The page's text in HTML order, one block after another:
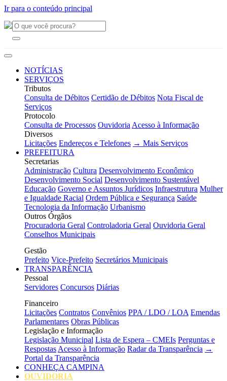
Ir para o conteúdo principal
NOTÍCIAS
SERVIÇOS
Tributos
Consulta de Débitos Certidão de Débitos Nota Fiscal de
Serviços
Protocolo
Consulta de Processos Ouvidoria Acesso à Informação
Diversos
Licitações Endereços e Telefones → Mais Serviços
PREFEITURA
Secretarias
Administração Cultura Desenvolvimento Econômico
Desenvolvimento Social Desenvolvimento Sustentável
Educação Governo e Assuntos Jurídicos Infraestrutura Mulher
e Igualdade Racial Ordem Pública e Segurança Saúde
Tecnologia da Informação Urbanismo
Outros Órgãos
Procuradoria Geral Controladoria Geral Ouvidoria Geral
Conselhos Municipais
Gestão
Prefeito Vice-Prefeito Secretários Municipais
TRANSPARÊNCIA
Pessoal
Servidores Concursos Diárias
Financeiro
Licitações Contratos Convênios PPA / LDO / LOA Emendas
Parlamentares Obras Públicas
Legislação e Informação
Legislação Municipal Lista de Espera – CMEIs Perguntas e
Respostas Acesso à Informação Radar da Transparência →
Portal da Transparência
CONHEÇA CAMPINA
OUVIDORIA